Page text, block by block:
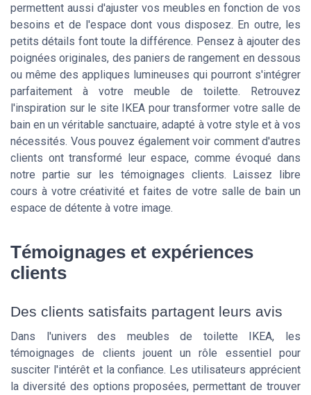
permettent aussi d'ajuster vos meubles en fonction de vos
besoins et de l'espace dont vous disposez. En outre, les
petits détails font toute la différence. Pensez à ajouter des
poignées originales, des paniers de rangement en dessous
ou même des appliques lumineuses qui pourront s'intégrer
parfaitement à votre meuble de toilette. Retrouvez
l'inspiration sur le site IKEA pour transformer votre salle de
bain en un véritable sanctuaire, adapté à votre style et à vos
nécessités. Vous pouvez également voir comment d'autres
clients ont transformé leur espace, comme évoqué dans
notre partie sur les témoignages clients. Laissez libre
cours à votre créativité et faites de votre salle de bain un
espace de détente à votre image.
Témoignages et expériences
clients
Des clients satisfaits partagent leurs avis
Dans l'univers des meubles de toilette IKEA, les
témoignages de clients jouent un rôle essentiel pour
susciter l'intérêt et la confiance. Les utilisateurs apprécient
la diversité des options proposées, permettant de trouver